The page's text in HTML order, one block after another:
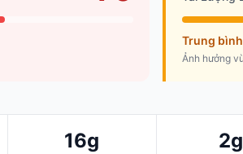
Trung
Ảnh hưởng
16g 2g